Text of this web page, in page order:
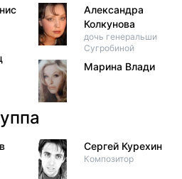
Александра
Колкунова
дочь генеральши
Сугробиной
Марина Влади
Сергей Курехин
Композитор